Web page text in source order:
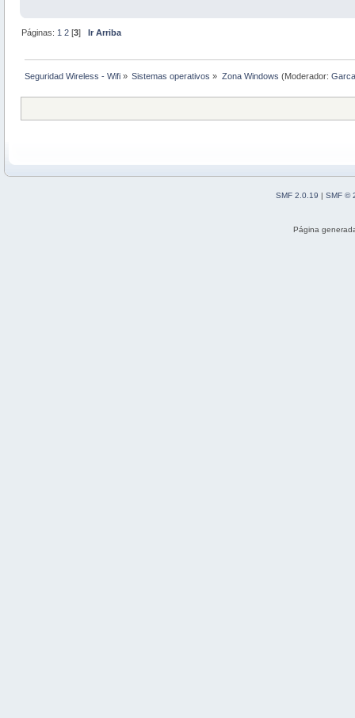
Páginas: 1 2 [3]Ir Arriba
Seguridad Wireless - Wifi » Sistemas operativos » Zona Windows (Moderador:
SMF 2.0.19 | SMF ©
Página